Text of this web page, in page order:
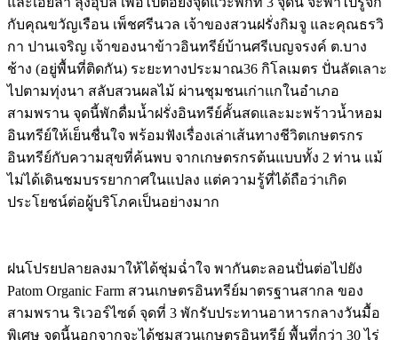
กับคุณขวัญเรือน เพ็ชศรีนวล เจ้าของสวนฝรั่งกิมจู และคุณธรวิ
กา ปานเจริญ เจ้าของนาข้าวอินทรีย์บ้านศรีเบญจรงค์ ต.บาง
ช้าง (อยู่พื้นที่ติดกัน) ระยะทางประมาณ36 กิโลเมตร ปั่นลัดเลาะ
ไปตามทุ่งนา สลับสวนผลไม้ ผ่านชุมชนเก่าแกในอำเภอ
สามพราน จุดนี้พักดื่มน้ำฝรั่งอินทรีย์คั้นสดและมะพร้าวน้ำหอม
อินทรีย์ให้เย็นชื่นใจ พร้อมฟังเรื่องเล่าเส้นทางชีวิตเกษตรกร
อินทรีย์กับความสุขที่ค้นพบ จากเกษตรกรต้นแบบทั้ง 2 ท่าน แม้
ไม่ได้เดินชมบรรยากาศในแปลง แต่ความรู้ที่ได้ถือว่าเกิด
ประโยชน์ต่อผู้บริโภคเป็นอย่างมาก
ฝนโปรยปลายลงมาให้ได้ชุ่มฉ่ำใจ พากันตะลอนปั่นต่อไปยัง
Patom Organic Farm สวนเกษตรอินทรีย์มาตรฐานสากล ของ
สามพราน ริเวอร์ไซด์ จุดที่ 3 พักรับประทานอาหารกลางวันมื้อ
พิเศษ จุดนี้นอกจากจะได้ชมสวนเกษตรอินทรีย์ พื้นที่กว่า 30 ไร่